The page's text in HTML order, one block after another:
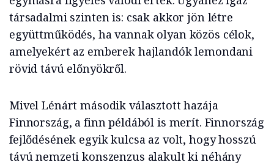
társadalmi szinten is: csak akkor jön létre
együttműködés, ha vannak olyan közös célok,
amelyekért az emberek hajlandók lemondani
rövid távú előnyökről.
Mivel Lénárt második választott hazája
Finnország, a finn példából is merít. Finnország
fejlődésének egyik kulcsa az volt, hogy hosszú
távú nemzeti konszenzus alakult ki néhány